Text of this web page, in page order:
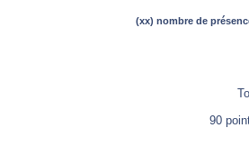
(xx) nombre de
90